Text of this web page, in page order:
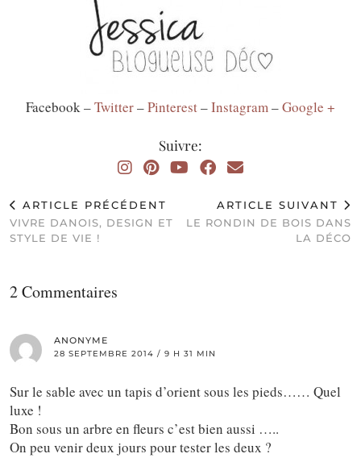
Facebook –Twitter–Pinterest–Instagram–Google +
Suivre:
ARTICLE PRÉCÉDENT
VIVRE DANOIS, DESIGN ET
STYLE DE VIE !
ARTICLE SUIVANT
LE RONDIN DE BOIS DANS
LA DÉCO
2 Commentaires
ANONYME
28 SEPTEMBRE 2014 / 9 H 31 MIN
Sur le sable avec un tapis d’orient sous les pieds…… Quel
luxe !
Bon sous un arbre en fleurs c’est bien aussi …..
On peu venir deux jours pour tester les deux ?